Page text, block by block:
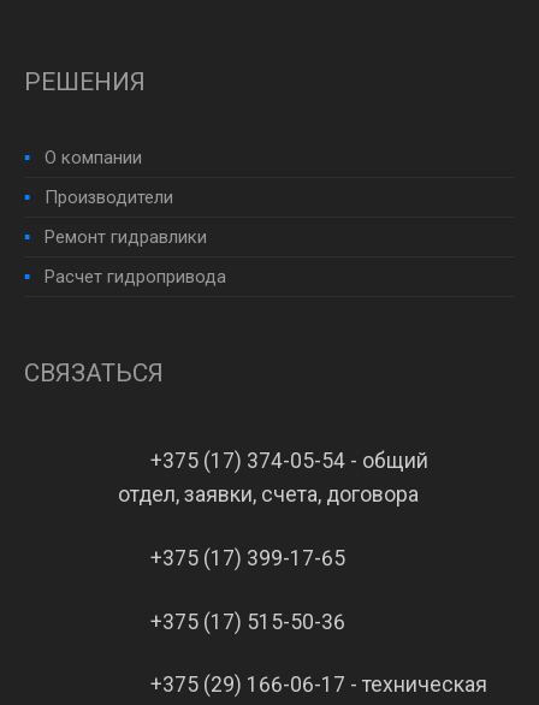
РЕШЕНИЯ
О компании
Производители
Ремонт гидравлики
Расчет гидропривода
СВЯЗАТЬСЯ
+375 (17) 374-05-54 - общий
отдел, заявки, счета, договора
+375 (17) 399-17-65
+375 (17) 515-50-36
+375 (29) 166-06-17 - техническая